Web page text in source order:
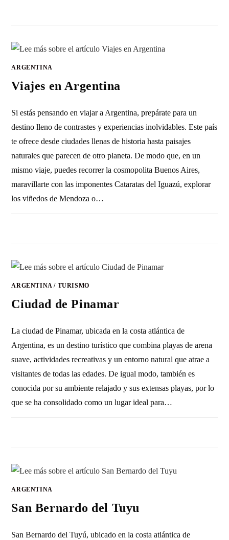
ARGENTINA
Viajes en Argentina
Si estás pensando en viajar a Argentina, prepárate para un
destino lleno de contrastes y experiencias inolvidables. Este país
te ofrece desde ciudades llenas de historia hasta paisajes
naturales que parecen de otro planeta. De modo que, en un
mismo viaje, puedes recorrer la cosmopolita Buenos Aires,
maravillarte con las imponentes Cataratas del Iguazú, explorar
los viñedos de Mendoza o…
ARGENTINA/ TURISMO
Ciudad de Pinamar
La ciudad de Pinamar, ubicada en la costa atlántica de
Argentina, es un destino turístico que combina playas de arena
suave, actividades recreativas y un entorno natural que atrae a
visitantes de todas las edades. De igual modo, también es
conocida por su ambiente relajado y sus extensas playas, por lo
que se ha consolidado como un lugar ideal para…
ARGENTINA
San Bernardo del Tuyu
San Bernardo del Tuyú, ubicado en la costa atlántica de